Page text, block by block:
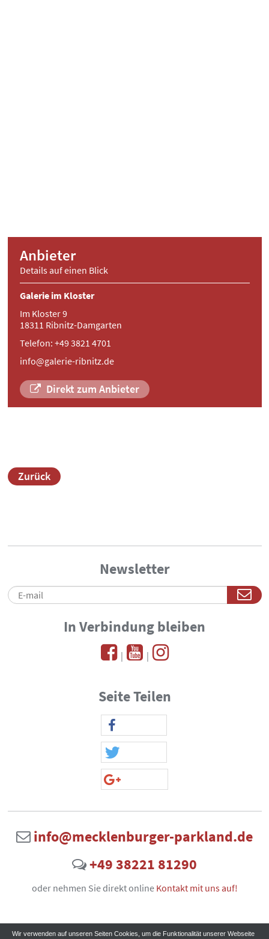
Anbieter
Details auf einen Blick
Galerie im Kloster
Im Kloster 9
18311 Ribnitz-Damgarten
Telefon: +49 3821 4701
info@galerie-ribnitz.de
Direkt zum Anbieter
Zurück
Newsletter
In Verbindung bleiben
| |
Seite Teilen
info@mecklenburger-parkland.de
+49 38221 81290
oder nehmen Sie direkt online Kontakt mit uns auf!
Wir verwenden auf unseren Seiten Cookies, um die Funktionalität unserer Webseite